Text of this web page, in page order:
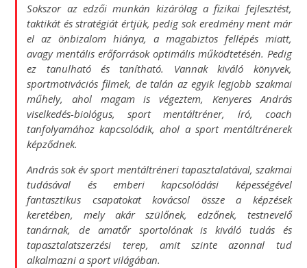
Sokszor az edzői munkán kizárólag a fizikai fejlesztést,
taktikát és stratégiát értjük, pedig sok eredmény ment már
el az önbizalom hiánya, a magabiztos fellépés miatt,
avagy mentális erőforrások optimális működtetésén. Pedig
ez tanulható és tanítható. Vannak kiváló könyvek,
sportmotivációs filmek, de talán az egyik legjobb szakmai
műhely, ahol magam is végeztem, Kenyeres András
viselkedés-biológus, sport mentáltréner, író, coach
tanfolyamához kapcsolódik, ahol a sport mentáltrénerek
képződnek.
András sok év sport mentáltréneri tapasztalatával, szakmai
tudásával és emberi kapcsolódási képességével
fantasztikus csapatokat kovácsol össze a képzések
keretében, mely akár szülőnek, edzőnek, testnevelő
tanárnak, de amatőr sportolónak is kiváló tudás és
tapasztalatszerzési terep, amit szinte azonnal tud
alkalmazni a sport világában.